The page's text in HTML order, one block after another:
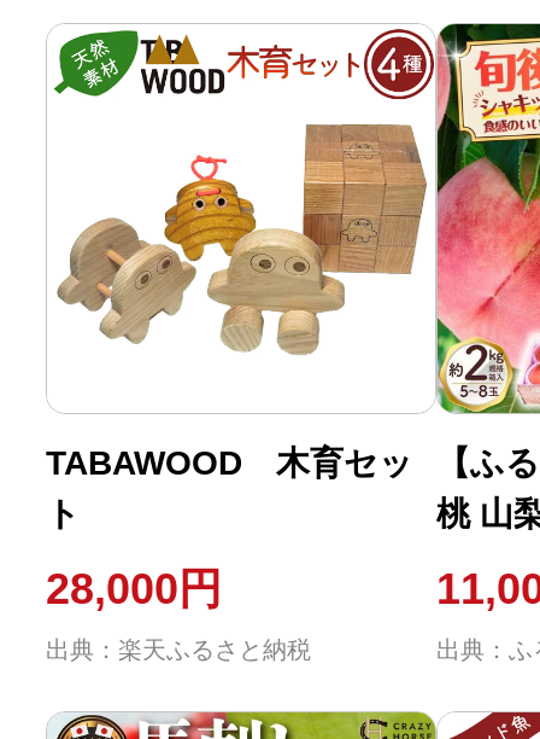
ふるさと納税の基礎知識
10秒ぴったり診断
自治体直営サイト特集
はじめるバイブルとは
問い合わせ
TABAWOOD 木育セッ
ト
28,000円
出典：楽天ふるさと納税
【ふ
桃 山
2kg
出典：ふ